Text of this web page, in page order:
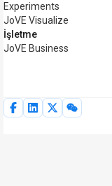
Experiments
JoVE Visualize
İşletme
JoVE Business